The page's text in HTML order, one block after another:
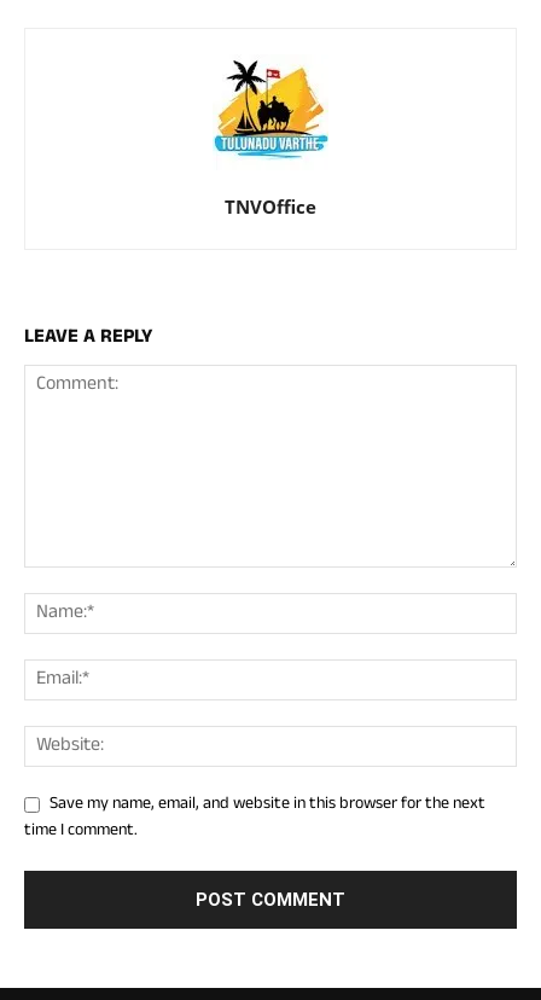
TNVOffice
LEAVE A REPLY
Save my name, email, and website in this browser for the next
time I comment.